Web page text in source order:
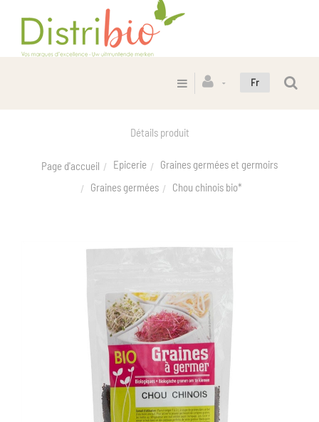
Fr
Détails produit
Page d'accueil Epicerie
Graines germées et germoirs
Graines germées
Chou chinois bio*